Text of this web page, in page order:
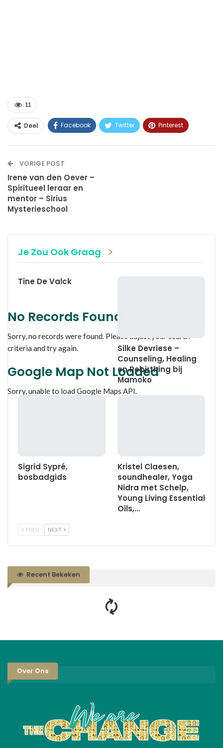
No Records Found
Sorry, no records were found. Please adjust your search
criteria and try again.
Google Map Not Loaded
Sorry, unable to load Google Maps API.
11
Deel Facebook Twitter Pinterest
VORIGE POST
Irene van den Oever –
Spiritueel leraar en
mentor – Sirius
Mysterieschool
Je Zou Ook Graag
Tine De Valck
Silke Devriese –
Counseling, Healing
en Rebirthing bij
Mamoko
Sigrid Sypré,
bosbadgids
Kristel Claesen,
soundhealer, Yoga
Nidra met Schelp,
Young Living Essential
Oils,…
PREV NEXT
Recent Bekeken
Over Ons